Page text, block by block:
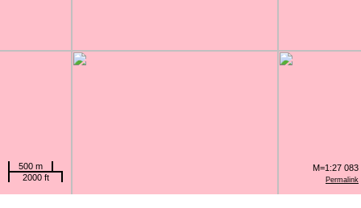
Permalink
500 m
2000 ft
M=1:27 083